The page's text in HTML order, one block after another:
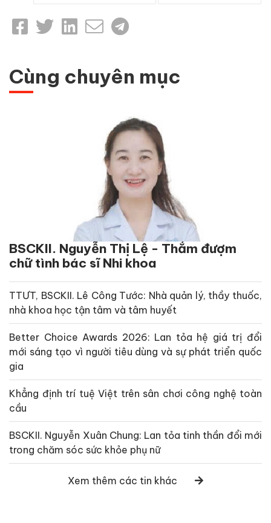
Cùng chuyên mục
BSCKII. Nguyễn Thị Lệ - Thắm đượm
chữ tình bác sĩ Nhi khoa
TTƯT, BSCKII. Lê Công Tước: Nhà quản lý, thầy thuốc,
nhà khoa học tận tâm và tâm huyết
Better Choice Awards 2026: Lan tỏa hệ giá trị đổi
mới sáng tạo vì người tiêu dùng và sự phát triển quốc
gia
Khẳng định trí tuệ Việt trên sân chơi công nghệ toàn
cầu
BSCKII. Nguyễn Xuân Chung: Lan tỏa tinh thần đổi mới
trong chăm sóc sức khỏe phụ nữ
Xem thêm các tin khác